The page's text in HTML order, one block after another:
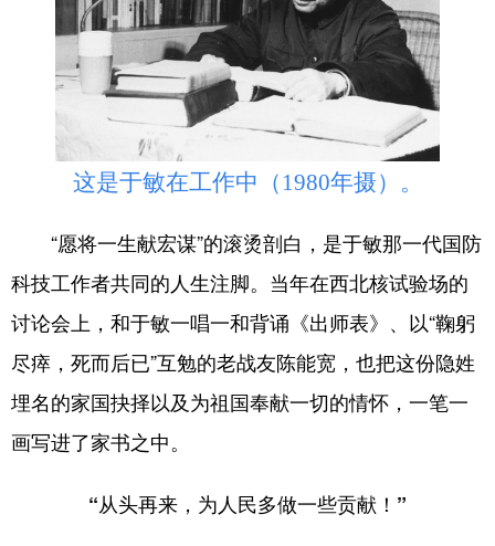
这是于敏在工作中（1980年摄）。
“愿将一生献宏谋”的滚烫剖白，是于敏那一代国防
科技工作者共同的人生注脚。当年在西北核试验场的
讨论会上，和于敏一唱一和背诵《出师表》、以“鞠躬
尽瘁，死而后已”互勉的老战友陈能宽，也把这份隐姓
埋名的家国抉择以及为祖国奉献一切的情怀，一笔一
画写进了家书之中。
“从头再来，为人民多做一些贡献！”